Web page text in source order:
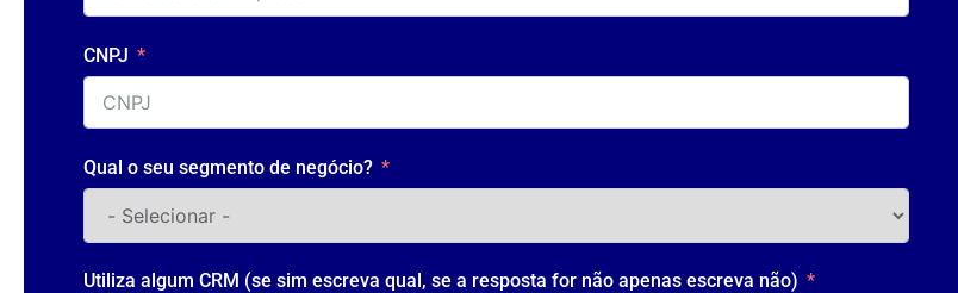
CNPJ
Qual o seu segmento de negócio?
Utiliza algum CRM (se sim escreva qual, se a resposta for não apenas escreva não)